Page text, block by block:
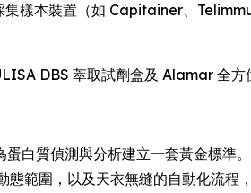
樣本裝置（如 Capitainer、
DBS 萃取試劑盒及 Alamar 全
白質偵測與分析建立一套黃金標
範圍，以及天衣無縫的自動化流